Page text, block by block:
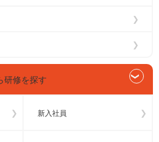
研修を探す
新入社員